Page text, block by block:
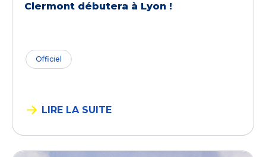
Clermont débutera à Lyon !
Officiel
LIRE LA SUITE